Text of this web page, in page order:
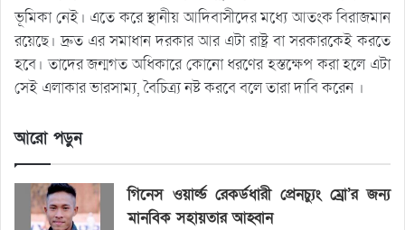
ভূমিকা নেই। এতে করে স্থানীয় আদিবাসীদের মধ্যে আতংক বিরাজমান
রয়েছে। দ্রুত এর সমাধান দরকার আর এটা রাষ্ট্র বা সরকারকেই করতে
হবে। তাদের জন্মগত অধিকারে কোনো ধরণের হস্তক্ষেপ করা হলে এটা
সেই এলাকার ভারসাম্য, বৈচিত্র্য নষ্ট করবে বলে তারা দাবি করেন ।
আরো পড়ুন
গিনেস ওয়ার্ল্ড রেকর্ডধারী প্রেনচ্যুং ম্রো’র জন্য
মানবিক সহায়তার আহ্বান